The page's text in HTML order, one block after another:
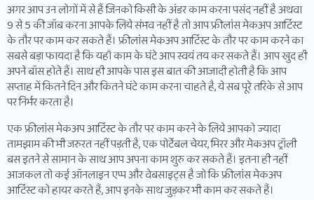
अगर आप उन लोगों में से हैं जिनको किसी के अंडर काम करना पसंद नहीं है अथवा
9 से 5 की जॉब करना आपके लिये संभव नहीं है तो आप फ्रीलांस मेकअप आर्टिस्ट
के तौर पर काम कर सकते हैं। फ्रीलांस मेकअप आर्टिस्ट के तौर पर काम करने का
सबसे बड़ा फायदा है कि यहाँ काम के घंटे आप स्वयं तय कर सकते हैं। आप खुद ही
अपने बॉस होते हैं। साथ ही आपके पास इस बात की आजादी होती है कि आप
सप्ताह में कितने दिन और कितने घंटे काम करना चाहते है, ये सब पूरे तरिके से आप
पर निर्भर करता है।
एक फ्रीलांस मेकअप आर्टिस्ट के तौर पर काम करने के लिये आपको ज्यादा
तामझाम की भी जरुरत नहीं पड़ती है, एक पोर्टेबल चेयर, मिरर और मेकअप ट्रॉली
बस इतने से सामान के साथ आप अपना काम शुरु कर सकते हैं। इतना ही नहीं
आजकल तो कई ऑनलाइन एप्प और वेबसाइट्स है जो कि फ्रीलांस मेकअप
आर्टिस्ट को हायर करते हैं, आप इनके साथ जुड़कर भी काम कर सकते हैं।